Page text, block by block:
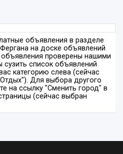
объявления в разделе
на доске объявлений
объявления проверены нашими
список объявлений
категорию слева (сейчас
Для выбора другого
на ссылку "Сменить город" в
(сейчас выбран